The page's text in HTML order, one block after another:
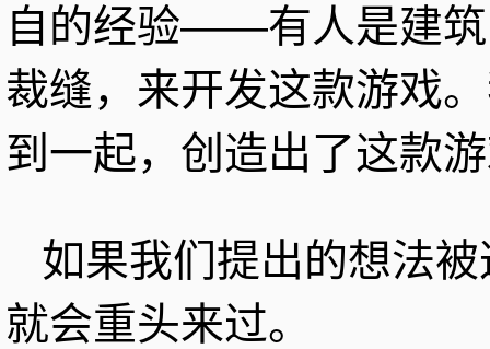
自的经验——有人是建筑
裁缝，来开发这款游戏
到一起，创造出了这款
如果我们提出的想法
就会重头来过。